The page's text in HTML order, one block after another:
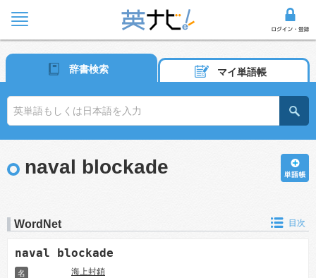
辞書検索 マイ単語帳
naval blockade
WordNet 目次
naval blockade
名 海上封鎖